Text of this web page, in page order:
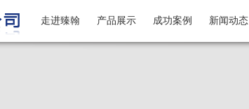
走进臻翰 产品展示 成功案例 新闻动态